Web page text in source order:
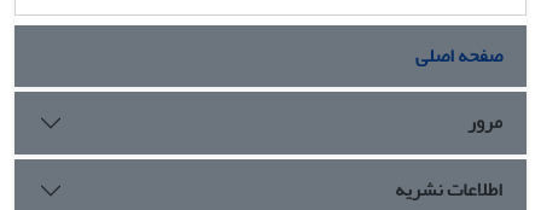
صفحه اصلی
مرور
اطلاعات نشریه